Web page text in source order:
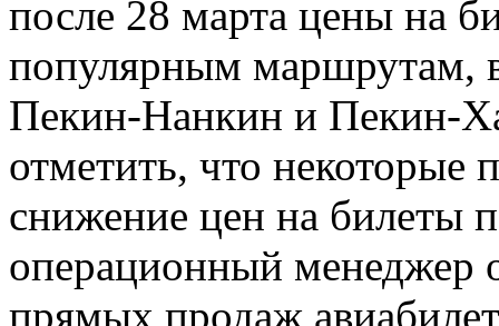
после 28 марта цены на
популярным маршрутам,
Пекин-Нанкин и Пекин-
отметить, что некоторые
снижение цен на билеты
операционный менеджер
прямых продаж